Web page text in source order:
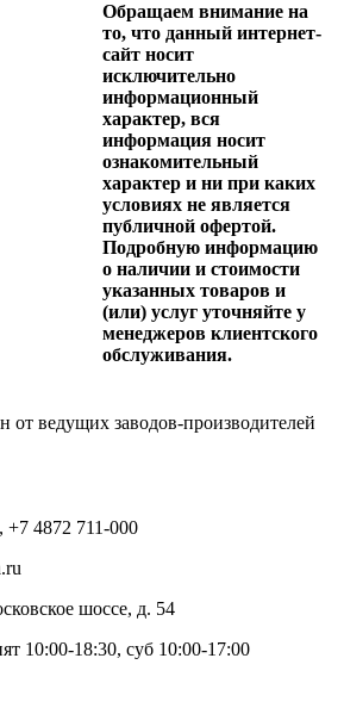
Обращаем внимание на
то, что данный интернет-
сайт носит
исключительно
информационный
характер, вся
информация носит
ознакомительный
характер и ни при каких
условиях не является
публичной офертой.
Подробную информацию
о наличии и стоимости
указанных товаров и
(или) услуг уточняйте у
менеджеров клиентского
обслуживания.
от ведущих заводов-производителей
+7 4872 711-000
шоссе, д. 54
10:00-18:30, суб 10:00-17:00